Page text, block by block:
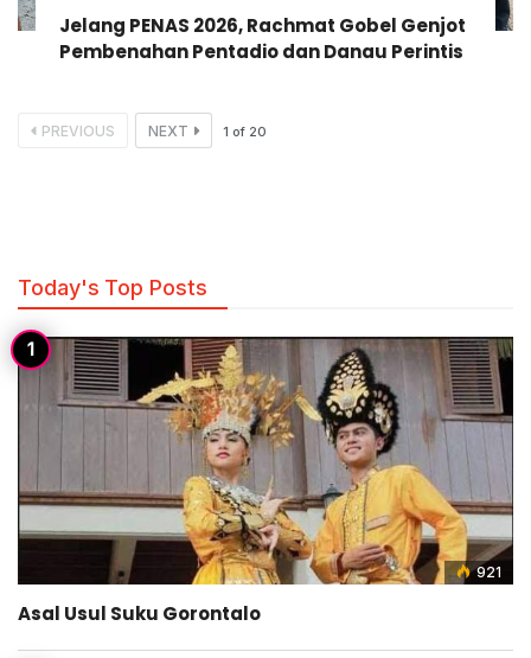
Jelang PENAS 2026, Rachmat Gobel Genjot
Pembenahan Pentadio dan Danau Perintis
PREVIOUS NEXT 1 of 20
Today's Top Posts
921
Asal Usul Suku Gorontalo